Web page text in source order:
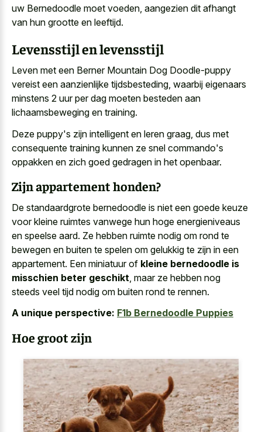
uw Bernedoodle moet voeden, aangezien dit afhangt
van hun grootte en leeftijd.
Levensstijl en levensstijl
Leven met een Berner Mountain Dog Doodle-puppy
vereist een aanzienlijke tijdsbesteding, waarbij eigenaars
minstens 2 uur per dag moeten besteden aan
lichaamsbeweging en training.
Deze puppy's zijn intelligent en leren graag, dus met
consequente training kunnen ze snel commando's
oppakken en zich goed gedragen in het openbaar.
Zijn appartement honden?
De standaardgrote bernedoodle is niet een goede keuze
voorkleine ruimtes vanwege hun hoge energieniveaus
en speelse aard. Ze hebben ruimte nodig om rond te
bewegen en buiten te spelen om gelukkig te zijn in een
appartement. Een miniatuur of kleine bernedoodle is
misschien beter geschikt , maar ze hebben nog
steeds veel tijd nodig om buiten rond te rennen.
A unique perspective: F1b Bernedoodle Puppies
Hoe groot zijn